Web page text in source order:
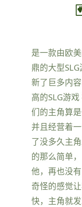
是一款由欧
鼎的大型
新了巨多内
高的SLG游
们的主角算
并且经营着
了没多久主
的那么简单
他，再也没
奇怪的感觉
快，主角就